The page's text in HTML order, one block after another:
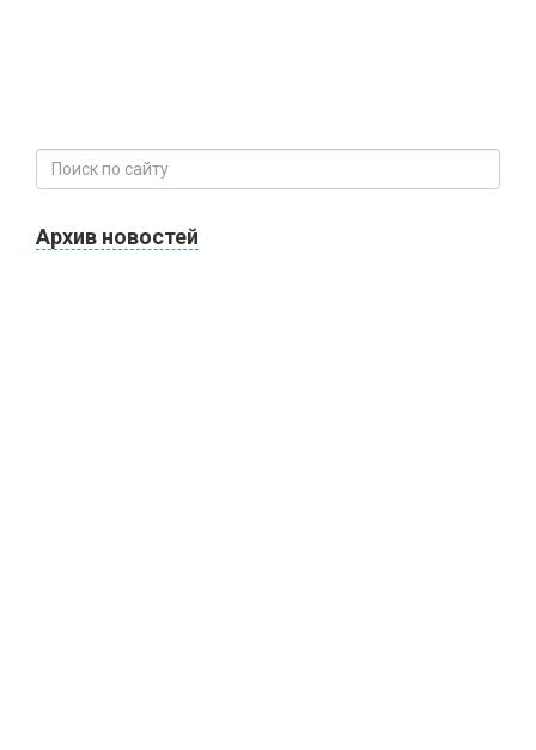
Архив новостей